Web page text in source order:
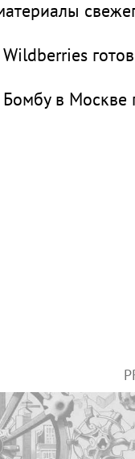
в